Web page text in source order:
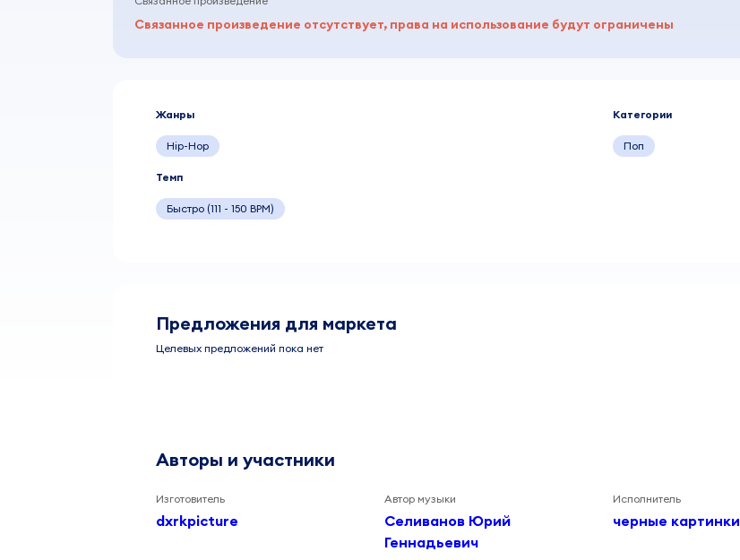
Связанное произведение отсутствует, права на использование будут ограничены
Жанры
Hip-Hop
Категории
Поп
Темп
Быстро (111 - 150 BPM)
Предложения для маркета
Целевых предложений пока нет
Авторы и участники
Изготовитель
dxrkpicture
Автор музыки
Селиванов Юрий
Геннадьевич
Исполнитель
черные картинки